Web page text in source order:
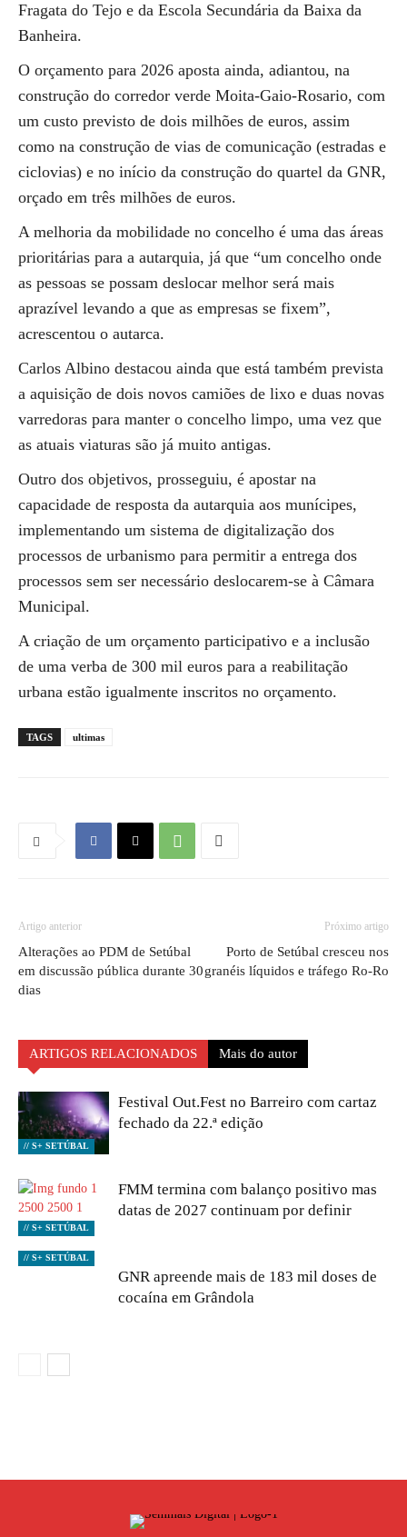
Fragata do Tejo e da Escola Secundária da Baixa da
Banheira.
O orçamento para 2026 aposta ainda, adiantou, na
construção do corredor verde Moita-Gaio-Rosario, com
um custo previsto de dois milhões de euros, assim
como na construção de vias de comunicação (estradas e
ciclovias) e no início da construção do quartel da GNR,
orçado em três milhões de euros.
A melhoria da mobilidade no concelho é uma das áreas
prioritárias para a autarquia, já que “um concelho onde
as pessoas se possam deslocar melhor será mais
aprazível levando a que as empresas se fixem”,
acrescentou o autarca.
Carlos Albino destacou ainda que está também prevista
a aquisição de dois novos camiões de lixo e duas novas
varredoras para manter o concelho limpo, uma vez que
as atuais viaturas são já muito antigas.
Outro dos objetivos, prosseguiu, é apostar na
capacidade de resposta da autarquia aos munícipes,
implementando um sistema de digitalização dos
processos de urbanismo para permitir a entrega dos
processos sem ser necessário deslocarem-se à Câmara
Municipal.
A criação de um orçamento participativo e a inclusão
de uma verba de 300 mil euros para a reabilitação
urbana estão igualmente inscritos no orçamento.
TAGS ultimas
Artigo anterior
Alterações ao PDM de Setúbal
em discussão pública durante 30
dias
Próximo artigo
Porto de Setúbal cresceu nos
granéis líquidos e tráfego Ro-Ro
ARTIGOS RELACIONADOS Mais do autor
// S+ SETÚBAL
Festival Out.Fest no Barreiro com cartaz
fechado da 22.ª edição
// S+ SETÚBAL
FMM termina com balanço positivo mas
datas de 2027 continuam por definir
// S+ SETÚBAL
GNR apreende mais de 183 mil doses de
cocaína em Grândola